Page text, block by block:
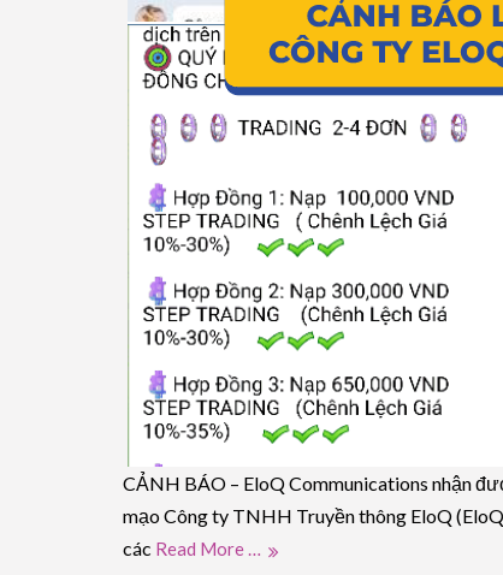
CẢNH BÁO – EloQ Communications nhận
mạo Công ty TNHH Truyền thông EloQ
các Read More …